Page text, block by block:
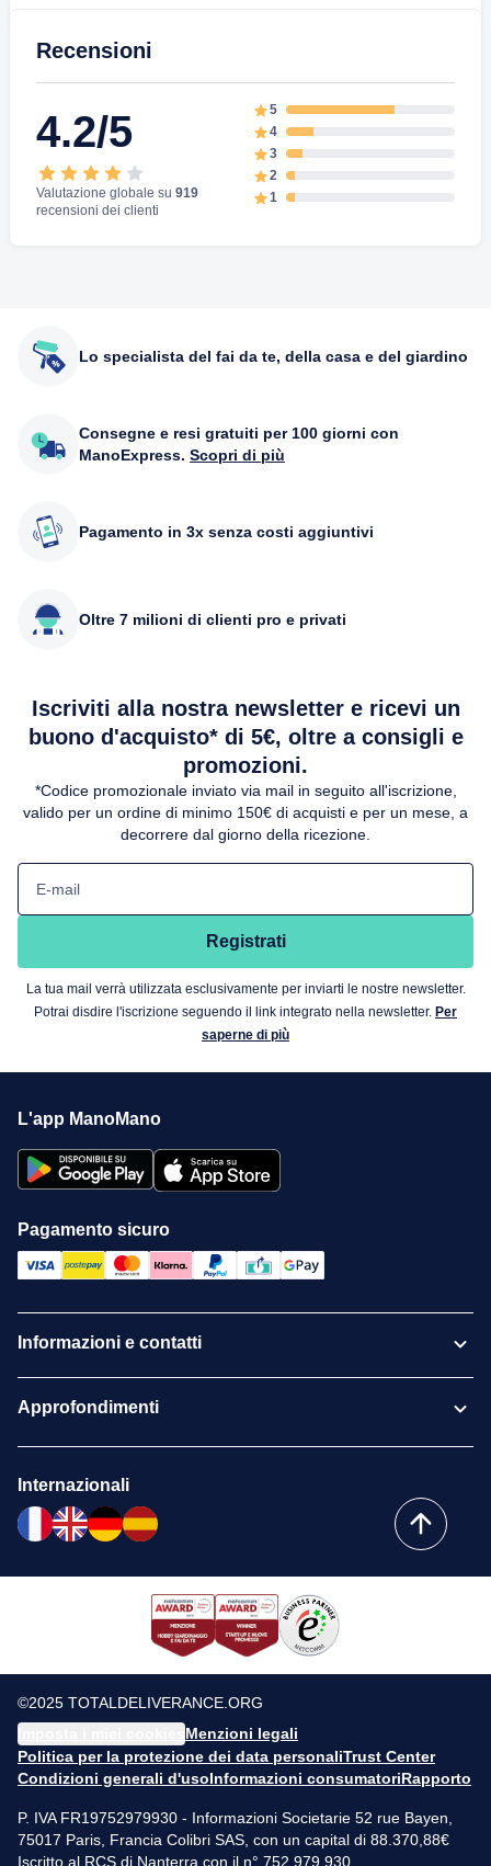
Recensioni
4.2/5
Valutazione globale su 919
recensioni dei clienti
5
4
3
2
1
Lo specialista del fai da te, della casa e del giardino
Consegne e resi gratuiti per 100 giorni con
ManoExpress. Scopri di più
Pagamento in 3x senza costi aggiuntivi
Oltre 7 milioni di clienti pro e privati
Iscriviti alla nostra newsletter e ricevi un
buono d'acquisto* di 5€, oltre a consigli e
promozioni.
*Codice promozionale inviato via mail in seguito all'iscrizione,
valido per un ordine di minimo 150€ di acquisti e per un mese, a
decorrere dal giorno della ricezione.
E-mail
Registrati
La tua mail verrà utilizzata esclusivamente per inviarti le nostre newsletter.
Potrai disdire l'iscrizione seguendo il link integrato nella newsletter. Per
saperne di più
L'app ManoMano
Pagamento sicuro
Informazioni e contatti
Approfondimenti
Internazionali
©2025 TOTALDELIVERANCE.ORG
Menzioni legali
Politica per la protezione dei data personaliTrust Center
Condizioni generali d'usoInformazioni consumatoriRapporto
P. IVA FR19752979930 - Informazioni Societarie 52 rue Bayen,
75017 Paris, Francia Colibri SAS, con un capital di 88.370,88€
Iscritto al RCS di Nanterra con il n° 752 979 930